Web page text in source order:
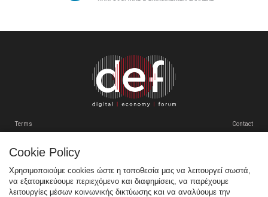
VENUE
ΠΡΟΗΓΟΥΜΕΝΑ ΣΥΝΕΔΡΙΑ
Tweets by SEPEgr
Terms Contact
Sitemap
Cookie Policy
Χρησιμοποιούμε cookies ώστε η τοποθεσία μας να λειτουργεί σωστά,
να εξατομικεύουμε περιεχόμενο και διαφημίσεις, να παρέχουμε
λειτουργίες μέσων κοινωνικής δικτύωσης και να αναλύουμε την